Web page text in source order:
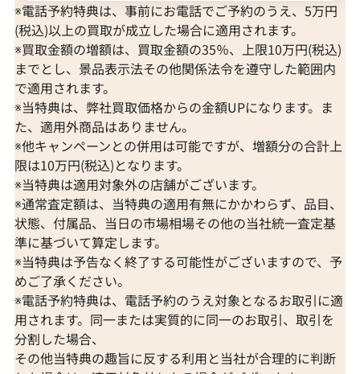
※電話予約特典は、事前にお電話でご予約のうえ、5万円
(税込)以上の買取が成立した場合に適用されます。
※買取金額の増額は、買取金額の35％、上限10万円(税込)
までとし、景品表示法その他関係法令を遵守した範囲内
で適用されます。
※当特典は、弊社買取価格からの金額UPになります。ま
た、適用外商品はありません。
※他キャンペーンとの併用は可能ですが、増額分の合計上
限は10万円(税込)となります。
※当特典は適用対象外の店舗がございます。
※通常査定額は、当特典の適用有無にかかわらず、品目、
状態、付属品、当日の市場相場その他の当社統一査定基
準に基づいて算定します。
※当特典は予告なく終了する可能性がございますので、予
めご了承ください。
※電話予約特典は、電話予約のうえ対象となるお取引に適
用されます。同一または実質的に同一のお取引、取引を
分割した場合、
その他当特典の趣旨に反する利用と当社が合理的に判断